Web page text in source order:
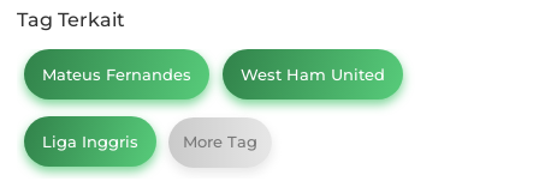
Tag Terkait
Mateus Fernandes West Ham United
Liga Inggris More Tag